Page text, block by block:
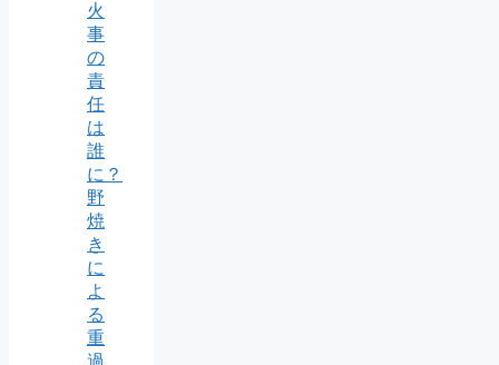
火
事
の
責
任
は
誰
に？
野
焼
き
に
よ
る
重